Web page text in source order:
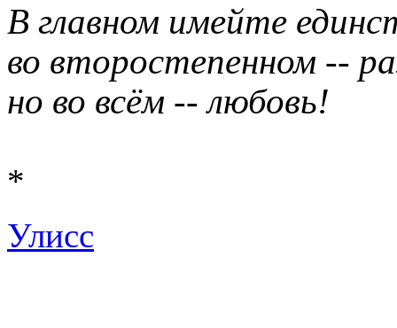
В главном имейте
во второстепенном --
но во всём -- любовь!
*
Улисс